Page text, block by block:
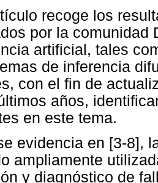
recoge los
por la comunidad
artificial, tales
de inferencia
con el fin de
años,
en este tema.
evidencia en [3-8],
ampliamente
y diagnóstico de